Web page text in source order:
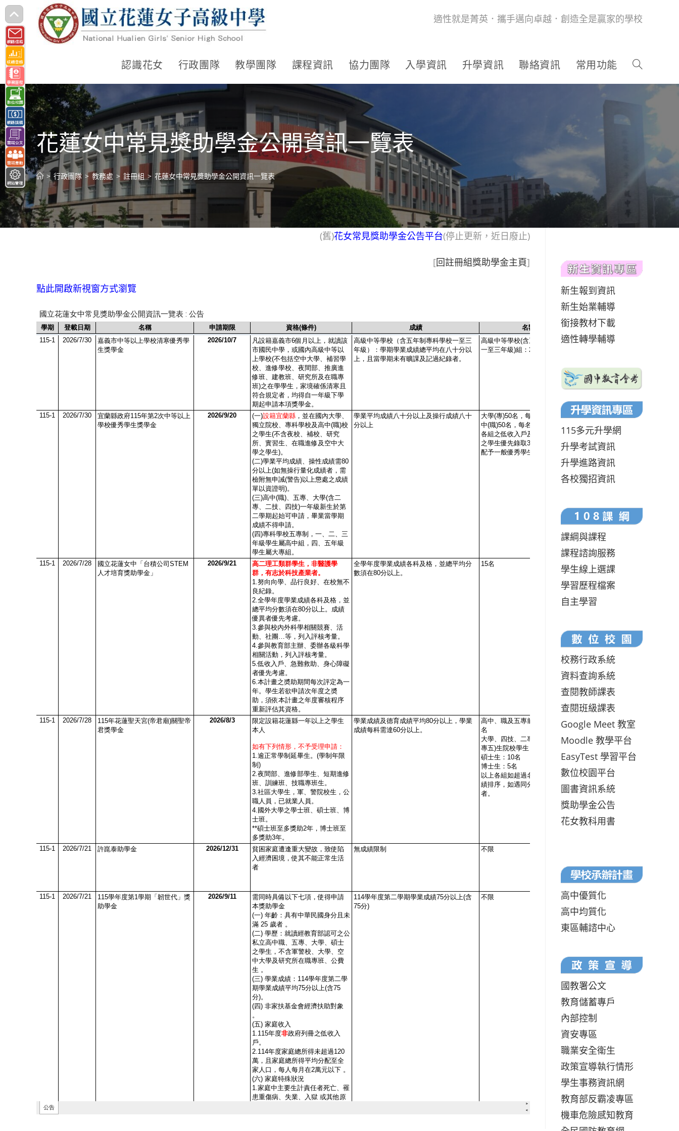
跳
轉
至
主
要
內
容
適性就是菁英．攜手邁向卓越．創造全是贏家的學校
認識花女 行政團隊 教學團隊 課程資訊 協力團隊 入學資訊 升學資訊 聯絡資訊 常用功能
花蓮女中常見獎助學金公開資訊一覽表
> 行政團隊 > 教務處 > 註冊組 > 花蓮女中常見獎助學金公開資訊一覽表
(舊)花女常見獎助學金公告平台(停止更新，近日廢止)
[回註冊組獎助學金主頁]
點此開啟新視窗方式瀏覽
新生報到資訊
新生始業輔導
銜接教材下載
適性轉學輔導
115多元升學網
升學考試資訊
升學進路資訊
各校獨招資訊
課綱與課程
課程諮詢服務
學生線上選課
學習歷程檔案
自主學習
校務行政系統
資料查詢系統
查閱教師課表
查閱班級課表
Google Meet 教室
Moodle 教學平台
EasyTest 學習平台
數位校園平台
圖書資訊系統
獎助學金公告
花女教科用書
高中優質化
高中均質化
東區輔諮中心
國教署公文
教育儲蓄專戶
內部控制
資安專區
職業安全衛生
政策宣導執行情形
學生事務資訊網
教育部反霸凌專區
機車危險感知教育